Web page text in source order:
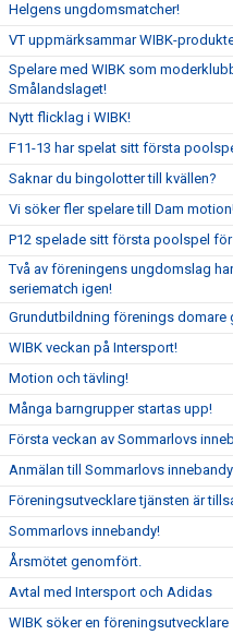
Helgens ungdomsmatcher!
VT uppmärksammar WIBK-
Spelare med WIBK som
Smålandslaget!
Nytt flicklag i WIBK!
F11-13 har spelat sitt första
Saknar du bingolotter till kvällen?
Vi söker fler spelare till Dam
P12 spelade sitt första poolspel
Två av föreningens ungdomslag
seriematch igen!
Grundutbildning förenings domare
WIBK veckan på Intersport!
Motion och tävling!
Många barngrupper startas upp!
Första veckan av Sommarlovs
Anmälan till Sommarlovs
Föreningsutvecklare tjänsten är
Sommarlovs innebandy!
Årsmötet genomfört.
Avtal med Intersport och Adidas
WIBK söker en föreningsutvecklare